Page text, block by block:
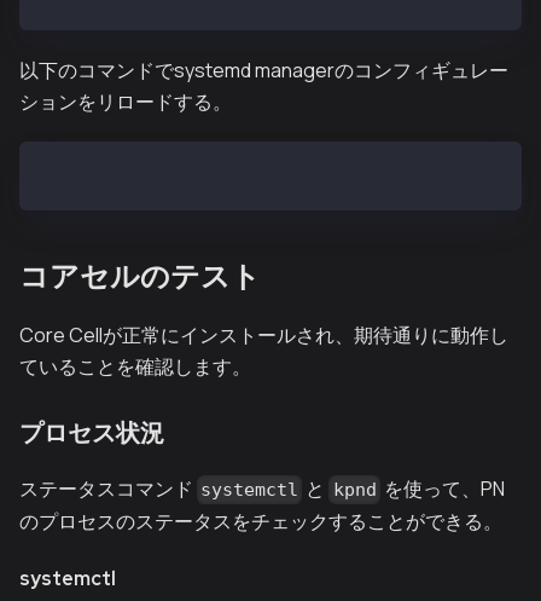
以下のコマンドでsystemd managerのコンフィギュレー
ションをリロードする。
コアセルのテスト
Core Cellが正常にインストールされ、期待通りに動作し
ていることを確認します。
プロセス状況
ステータスコマンド systemctl と kpnd を使って、PN
のプロセスのステータスをチェックすることができる。
systemctl